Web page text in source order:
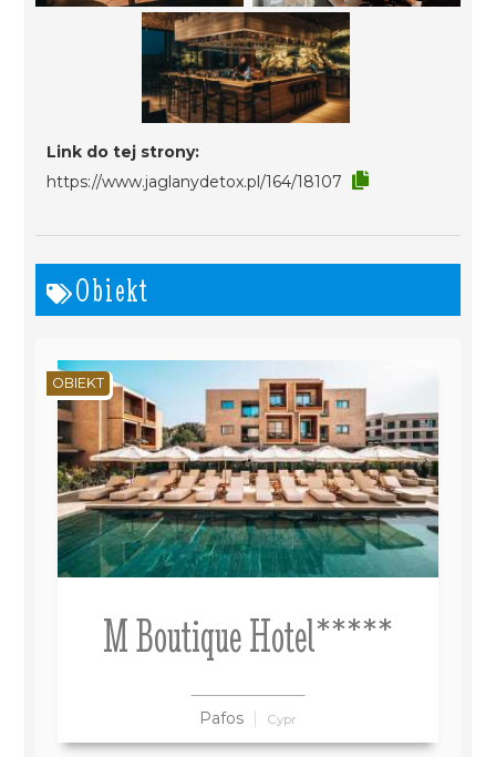
Link do tej strony:
https://www.jaglanydetox.pl/164/18107
Obiekt
M Boutique Hotel*****
Pafos Cypr
OBIEKT